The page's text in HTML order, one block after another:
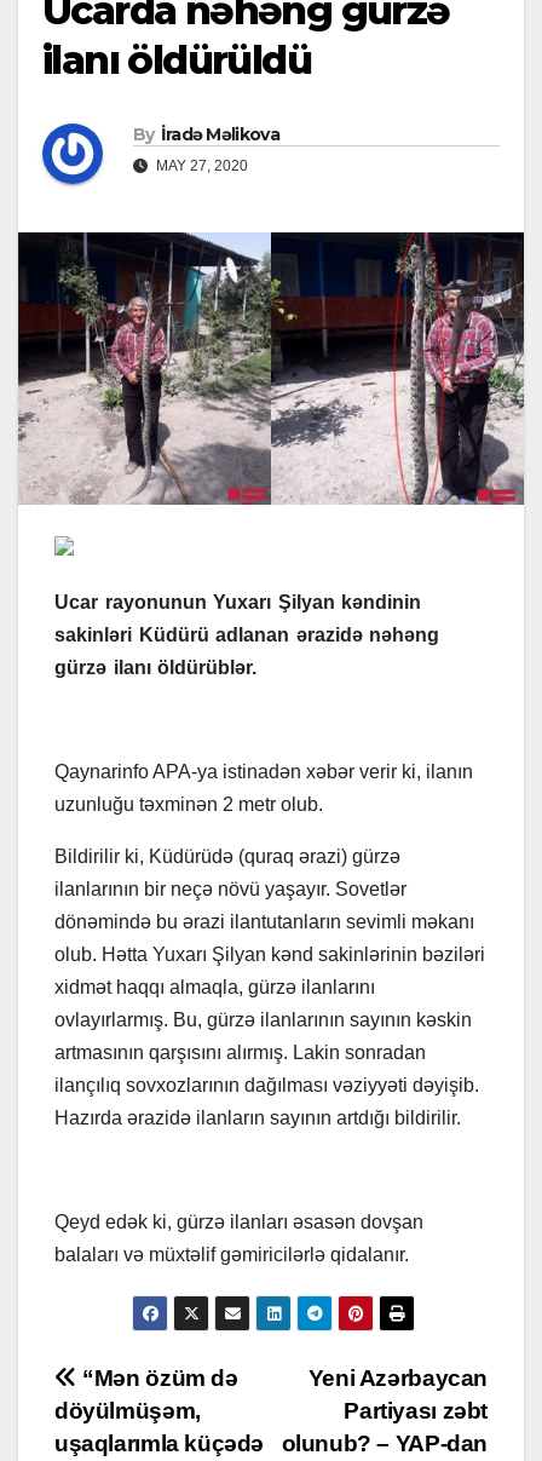
Ucarda nəhəng gürzə
ilanı öldürüldü
By İradə Məlikova
MAY 27, 2020
Ucar rayonunun Yuxarı Şilyan kəndinin
sakinləri Küdürü adlanan ərazidə nəhəng
gürzə ilanı öldürüblər.
Qaynarinfo APA-ya istinadən xəbər verir ki, ilanın
uzunluğu təxminən 2 metr olub.
Bildirilir ki, Küdürüdə (quraq ərazi) gürzə
ilanlarının bir neçə növü yaşayır. Sovetlər
dönəmində bu ərazi ilantutanların sevimli məkanı
olub. Hətta Yuxarı Şilyan kənd sakinlərinin bəziləri
xidmət haqqı almaqla, gürzə ilanlarını
ovlayırlarmış. Bu, gürzə ilanlarının sayının kəskin
artmasının qarşısını alırmış. Lakin sonradan
ilançılıq sovxozlarının dağılması vəziyyəti dəyişib.
Hazırda ərazidə ilanların sayının artdığı bildirilir.
Qeyd edək ki, gürzə ilanları əsasən dovşan
balaları və müxtəlif gəmiricilərlə qidalanır.
Post
navigation
Yeni Azərbaycan
Partiyası zəbt
olunub? – YAP-dan
“Mən özüm də
döyülmüşəm,
uşaqlarımla küçədə